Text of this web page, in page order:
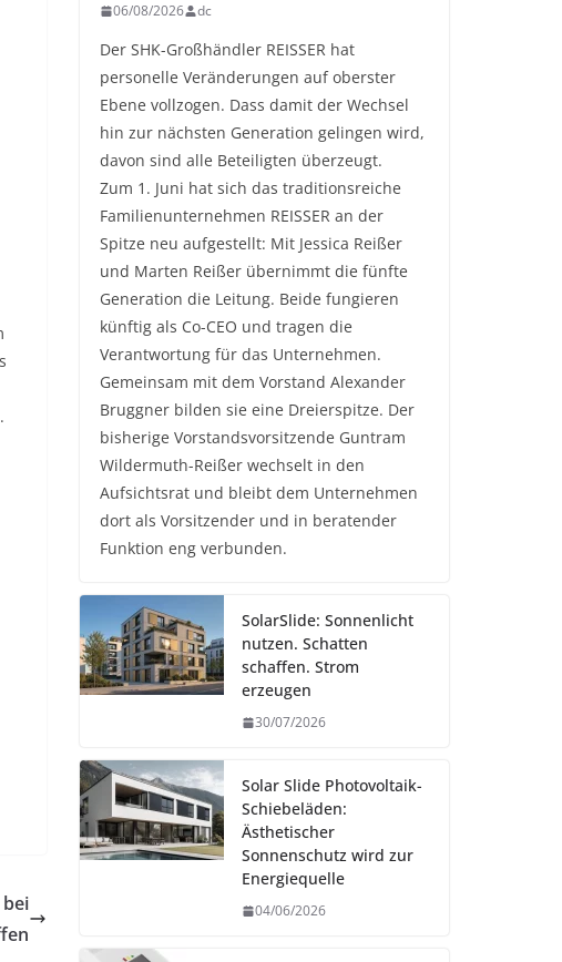
06/08/2026 dc
Der SHK-Großhändler REISSER hat
personelle Veränderungen auf oberster
Ebene vollzogen. Dass damit der Wechsel
hin zur nächsten Generation gelingen wird,
davon sind alle Beteiligten überzeugt.
Zum 1. Juni hat sich das traditionsreiche
Familienunternehmen REISSER an der
Spitze neu aufgestellt: Mit Jessica Reißer
und Marten Reißer übernimmt die fünfte
Generation die Leitung. Beide fungieren
künftig als Co-CEO und tragen die
Verantwortung für das Unternehmen.
Gemeinsam mit dem Vorstand Alexander
Bruggner bilden sie eine Dreierspitze. Der
bisherige Vorstandsvorsitzende Guntram
Wildermuth-Reißer wechselt in den
Aufsichtsrat und bleibt dem Unternehmen
dort als Vorsitzender und in beratender
Funktion eng verbunden.
SolarSlide: Sonnenlicht
nutzen. Schatten
schaffen. Strom
erzeugen
30/07/2026
Solar Slide Photovoltaik-
Schiebeläden:
Ästhetischer
Sonnenschutz wird zur
Energiequelle
04/06/2026